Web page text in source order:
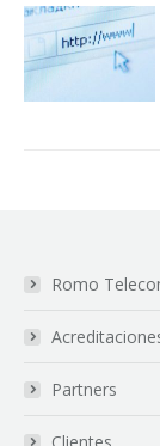
Romo
Partners